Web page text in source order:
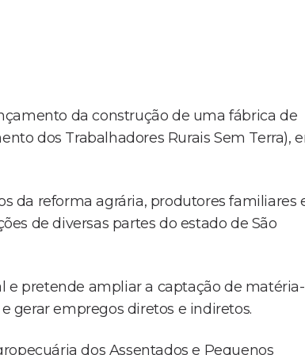
da construção de uma fábrica de
dos Trabalhadores Rurais Sem Terra),
da reforma agrária, produtores familiares
de diversas partes do estado de São
e pretende ampliar a captação de matéria-
gerar empregos diretos e indiretos.
dos Assentados e Pequenos